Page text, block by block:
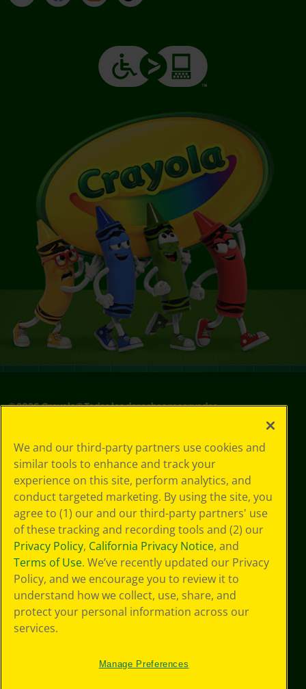
©2026Crayola® Todos los derechos reservados.
de privacidad
Política de
privacidad
Términos de SMS
GDPR
Aviso de
privacidad de CA
Cookie
Preferences
Condiciones de
uso
Accesibilidad web
Mapa del sitio
We and our third-party partners use cookies and
similar tools to enhance and track your
experience on this site, perform analytics, and
conduct targeted marketing. By using the site, you
agree to (1) our and our third-party partners' use
of these tracking and recording tools and (2) our
Privacy Policy, California Privacy Notice, and
Terms of Use. We’ve recently updated our Privacy
Policy, and we encourage you to review it to
understand how we collect, use, share, and
protect your personal information across our
services.
Manage Preferences